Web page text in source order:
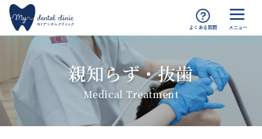
MYデンタルクリニック渋谷 TOP 親知らず・抜歯
親知らず・抜歯
Medical Treatment